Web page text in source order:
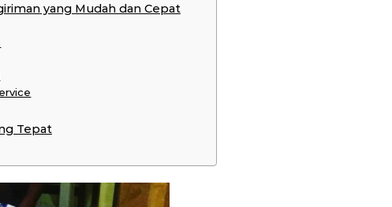
yang Mudah dan Cepat
Tepat